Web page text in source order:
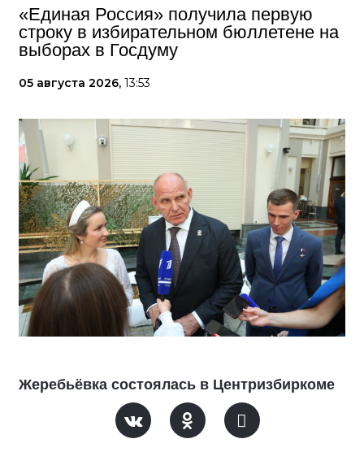
«Единая Россия» получила первую
строку в избирательном бюллетене на
выборах в Госдуму
05 августа 2026, 13:53
Жеребьёвка состоялась в Центризбиркоме